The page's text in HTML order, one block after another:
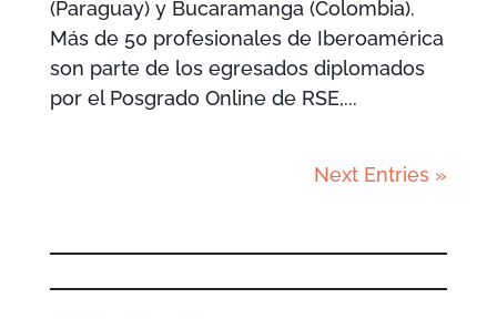
(Paraguay) y Bucaramanga (Colombia).
Más de 50 profesionales de Iberoamérica
son parte de los egresados diplomados
por el Posgrado Online de RSE,...
Next Entries »